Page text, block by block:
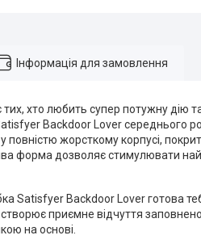
Інформація для замовлення
хто любить супер потужну дію
Backdoor Lover середнього
у повністю жорсткому корпусі,
форма дозволяє стимулювати
Satisfyer Backdoor Lover готова
приємне відчуття
на основі.